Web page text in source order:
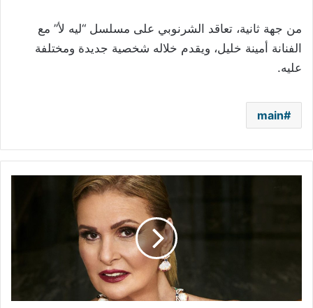
من جهة ثانية، تعاقد الشرنوبي على مسلسل “ليه لأ” مع
الفنانة أمينة خليل، ويقدم خلاله شخصية جديدة ومختلفة
عليه.
main